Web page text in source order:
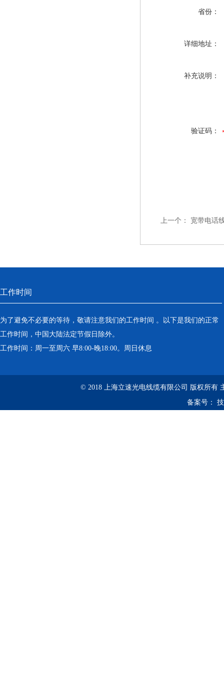
省份：
详细地址：
补充说明：
验证码：
上一个： 宽带电话
工作时间
为了避免不必要的等待，敬请注意我们的工作时间 。以下是我们的正常
工作时间，中国大陆法定节假日除外。
工作时间：周一至周六 早8:00-晚18:00。周日休息
© 2018 上海立速光电线缆有限公司 版权所有
备案号：